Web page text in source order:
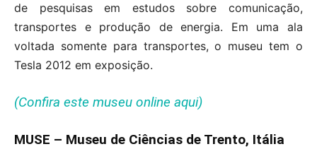
de pesquisas em estudos sobre comunicação,
transportes e produção de energia. Em uma ala
voltada somente para transportes, o museu tem o
Tesla 2012 em exposição.
(Confira este museu online aqui)
MUSE – Museu de Ciências de Trento, Itália